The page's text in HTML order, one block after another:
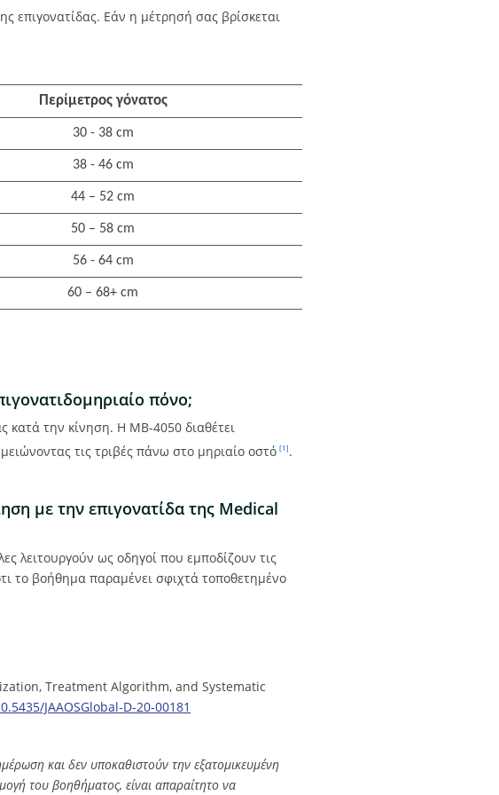
επιγονατίδας. Εάν η μέτρησή σας βρίσκεται
Περίμετρος γόνατος
30 - 38 cm
38 - 46 cm
44 – 52 cm
50 – 58 cm
56 - 64 cm
60 – 68+ cm
πόνο;
την κίνηση. Η MB-4050 διαθέτει
τις τριβές πάνω στο μηριαίο οστό [1].
με την επιγονατίδα της Medical
λειτουργούν ως οδηγοί που εμποδίζουν τις
το βοήθημα παραμένει σφιχτά τοποθετημένο
Treatment Algorithm, and Systematic
JAAOSGlobal-D-20-00181
και δεν υποκαθιστούν την εξατομικευμένη
του βοηθήματος, είναι απαραίτητο να